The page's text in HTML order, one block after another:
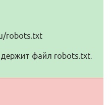
robots.txt
файл robots.txt.